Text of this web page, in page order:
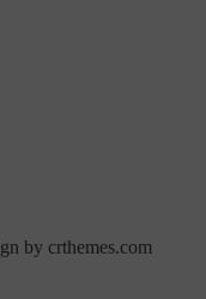
by crthemes.com